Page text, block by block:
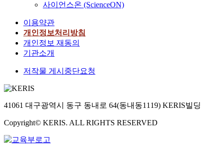
사이언스온 (ScienceON)
이용약관
개인정보처리방침
개인정보 재동의
기관소개
저작물 게시중단요청
41061 대구광역시 동구 동내로 64(동내동1119) KERIS빌딩
Copyright© KERIS. ALL RIGHTS RESERVED